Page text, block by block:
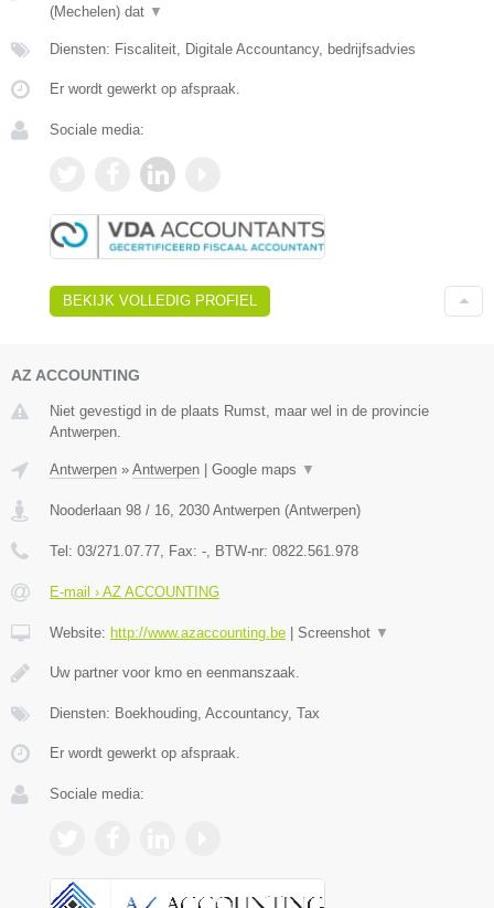
(Mechelen) dat ▼
Diensten: Fiscaliteit, Digitale Accountancy, bedrijfsadvies
Er wordt gewerkt op afspraak.
Sociale media:
BEKIJK VOLLEDIG PROFIEL
AZ ACCOUNTING
Niet gevestigd in de plaats Rumst, maar wel in de provincie
Antwerpen.
Antwerpen » Antwerpen Google maps ▼
Nooderlaan 98 / 16, 2030 Antwerpen (Antwerpen)
Tel: 03/271.07.77, Fax: -, BTW-nr: 0822.561.978
E-mail › AZ ACCOUNTING
Website: http://www.azaccounting.be Screenshot ▼
Uw partner voor kmo en eenmanszaak.
Diensten: Boekhouding, Accountancy, Tax
Er wordt gewerkt op afspraak.
Sociale media: